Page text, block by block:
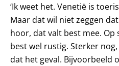
‘Ik weet het. Venetië is
Maar dat wil niet zeggen
hoor, dat valt best mee. Op
best wel rustig. Sterker
dat het geval. Bijvoorbeeld